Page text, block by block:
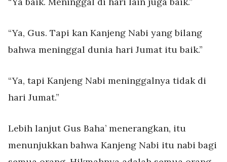
“Ya, Gus. Tapi kan Kanjeng Nabi yang bilang
bahwa meninggal dunia hari Jumat itu baik.”
“Ya, tapi Kanjeng Nabi meninggalnya tidak di
hari Jumat.”
Lebih lanjut Gus Baha’ menerangkan, itu
menunjukkan bahwa Kanjeng Nabi itu nabi bagi